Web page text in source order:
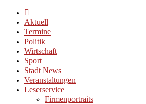
Aktuell
Termine
Politik
Wirtschaft
Sport
Stadt News
Veranstaltungen
Leserservice
Firmenportraits